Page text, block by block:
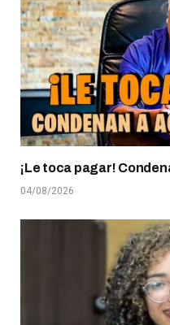
¡Le toca pagar!
04/08/2026